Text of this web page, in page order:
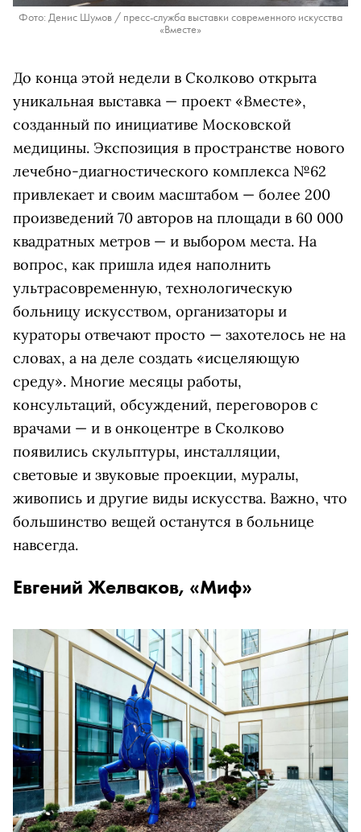
Фото: Денис Шумов / пресс-служба выставки современного искусства
«Вместе»
До конца этой недели в Сколково открыта
уникальная выставка — проект «Вместе»,
созданный по инициативе Московской
медицины. Экспозиция в пространстве нового
лечебно-диагностического комплекса №62
привлекает и своим масштабом — более 200
произведений 70 авторов на площади в 60 000
квадратных метров — и выбором места. На
вопрос, как пришла идея наполнить
ультрасовременную, технологическую
больницу искусством, организаторы и
кураторы отвечают просто — захотелось не на
словах, а на деле создать «исцеляющую
среду». Многие месяцы работы,
консультаций, обсуждений, переговоров с
врачами — и в онкоцентре в Сколково
появились скульптуры, инсталляции,
световые и звуковые проекции, муралы,
живопись и другие виды искусства. Важно, что
большинство вещей останутся в больнице
навсегда.
Евгений Желваков, «Миф»